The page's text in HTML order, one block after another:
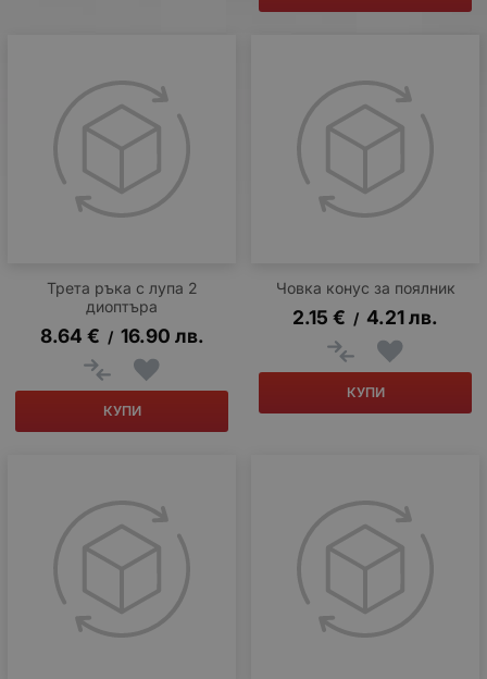
Трета ръка с лупа 2
диоптъра
8.64 € / 16.90 лв.
КУПИ
Човка конус за поялник
2.15 € / 4.21лв.
КУПИ